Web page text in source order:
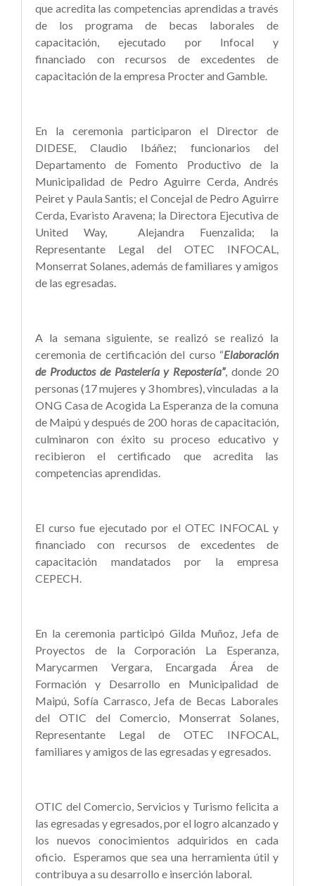
que acredita las competencias aprendidas a través
de los programa de becas laborales de
capacitación, ejecutado por Infocal y
financiado con recursos de excedentes de
capacitación de la empresa Procter and Gamble.
En la ceremonia participaron el Director de
DIDESE, Claudio Ibáñez; funcionarios del
Departamento de Fomento Productivo de la
Municipalidad de Pedro Aguirre Cerda, Andrés
Peiret y Paula Santis; el Concejal de Pedro Aguirre
Cerda, Evaristo Aravena; la Directora Ejecutiva de
United Way, Alejandra Fuenzalida; la
Representante Legal del OTEC INFOCAL,
Monserrat Solanes, además de familiares y amigos
de las egresadas.
A la semana siguiente, se realizó se realizó la
ceremonia de certificación del curso “Elaboración
de Productos de Pastelería y Repostería”, donde 20
personas (17 mujeres y 3 hombres), vinculadas a la
ONG Casa de Acogida La Esperanza de la comuna
de Maipú y después de 200 horas de capacitación,
culminaron con éxito su proceso educativo y
recibieron el certificado que acredita las
competencias aprendidas.
El curso fue ejecutado por el OTEC INFOCAL y
financiado con recursos de excedentes de
capacitación mandatados por la empresa
CEPECH.
En la ceremonia participó Gilda Muñoz, Jefa de
Proyectos de la Corporación La Esperanza,
Marycarmen Vergara, Encargada Área de
Formación y Desarrollo en Municipalidad de
Maipú, Sofía Carrasco, Jefa de Becas Laborales
del OTIC del Comercio, Monserrat Solanes,
Representante Legal de OTEC INFOCAL,
familiares y amigos de las egresadas y egresados.
OTIC del Comercio, Servicios y Turismo felicita a
las egresadas y egresados, por el logro alcanzado y
los nuevos conocimientos adquiridos en cada
oficio. Esperamos que sea una herramienta útil y
contribuya a su desarrollo e inserción laboral.